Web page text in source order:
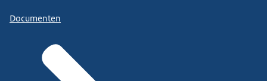
Documenten